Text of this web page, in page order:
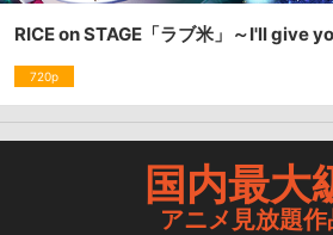
RICE on STAGE「ラブ米」～I'll give
720p
国内最大
アニメ見放題